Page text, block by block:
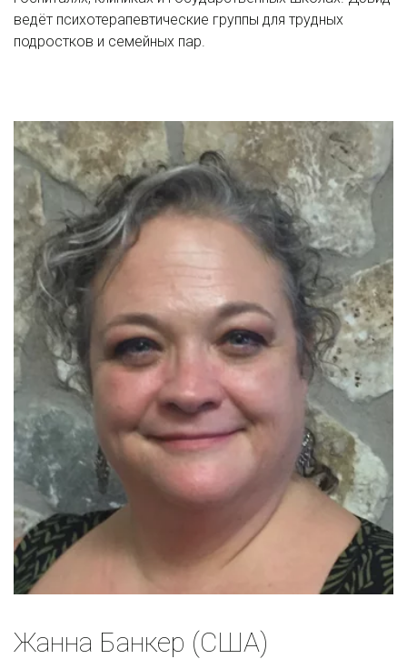
ведёт психотерапевтические группы для трудных
подростков и семейных пар.
Жанна Банкер (США)